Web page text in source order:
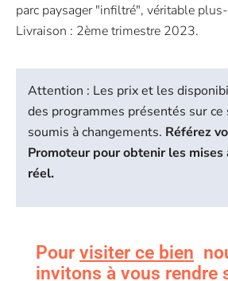
parc paysager "infiltré", véritable
Livraison : 2ème trimestre 2023.
Attention : Les prix et les
des programmes présentés sur
soumis à changements. Référez
Promoteur pour obtenir les mises
réel.
Pour visiter ce bien
invitons à vous rendre